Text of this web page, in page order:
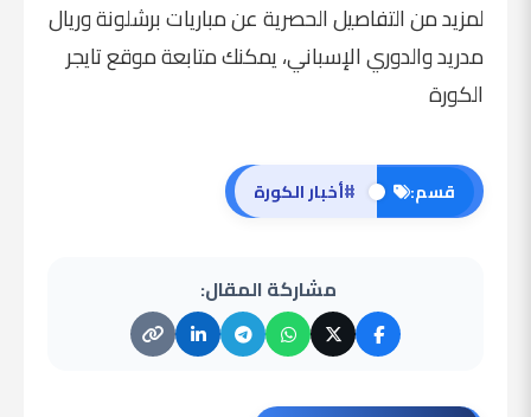
لمزيد من التفاصيل الحصرية عن مباريات برشلونة وريال
مدريد والدوري الإسباني، يمكنك متابعةموقع تايجر
الكورة
قسم: #أخبار الكورة
مشاركة المقال: